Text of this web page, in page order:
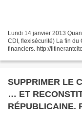
Lundi 14 janvier 2013
CDI, flexisécurité) La fin
financiers. http://
SUPPRIMER LE
… ET
RÉPUBLICAINE.